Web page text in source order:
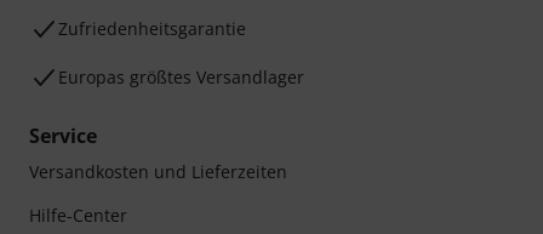
Zufriedenheitsgarantie
Europas größtes Versandlager
Service
Versandkosten und Lieferzeiten
Hilfe-Center